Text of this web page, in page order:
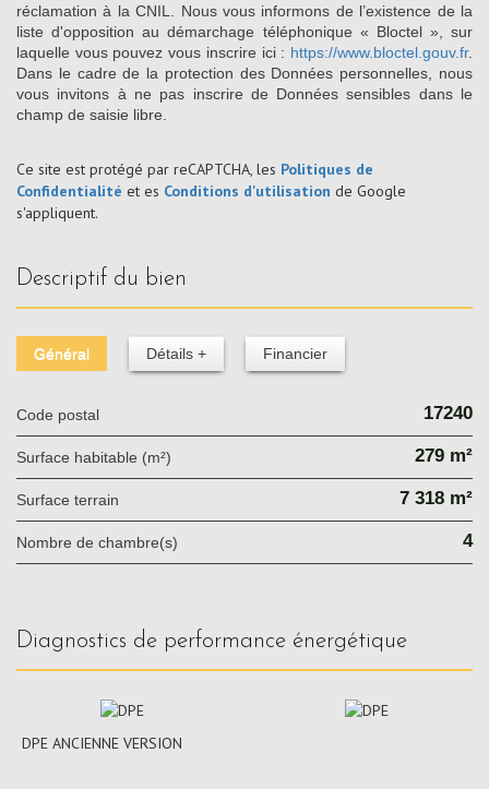
réclamation à la CNIL. Nous vous informons de l’existence de la
liste d'opposition au démarchage téléphonique « Bloctel », sur
laquelle vous pouvez vous inscrire ici : https://www.bloctel.gouv.fr.
Dans le cadre de la protection des Données personnelles, nous
vous invitons à ne pas inscrire de Données sensibles dans le
champ de saisie libre.
Ce site est protégé par reCAPTCHA, les Politiques de
Confidentialité et es Conditions d'utilisation de Google
s'appliquent.
descriptif du bien
Général Détails + Financier
Code postal 17240
Surface habitable (m²) 279 m²
surface terrain 7 318 m²
Nombre de chambre(s) 4
diagnostics de performance énergétique
DPE ANCIENNE VERSION